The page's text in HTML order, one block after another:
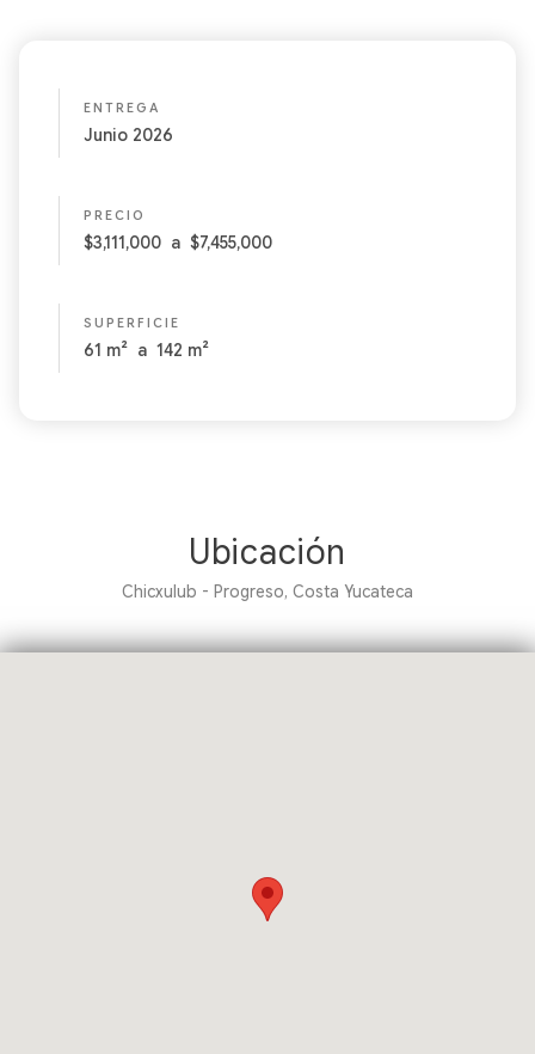
ENTREGA
Junio 2026
PRECIO
$3,111,000 a $7,455,000
SUPERFICIE
61 m² a 142 m²
Ubicación
Chicxulub - Progreso, Costa Yucateca